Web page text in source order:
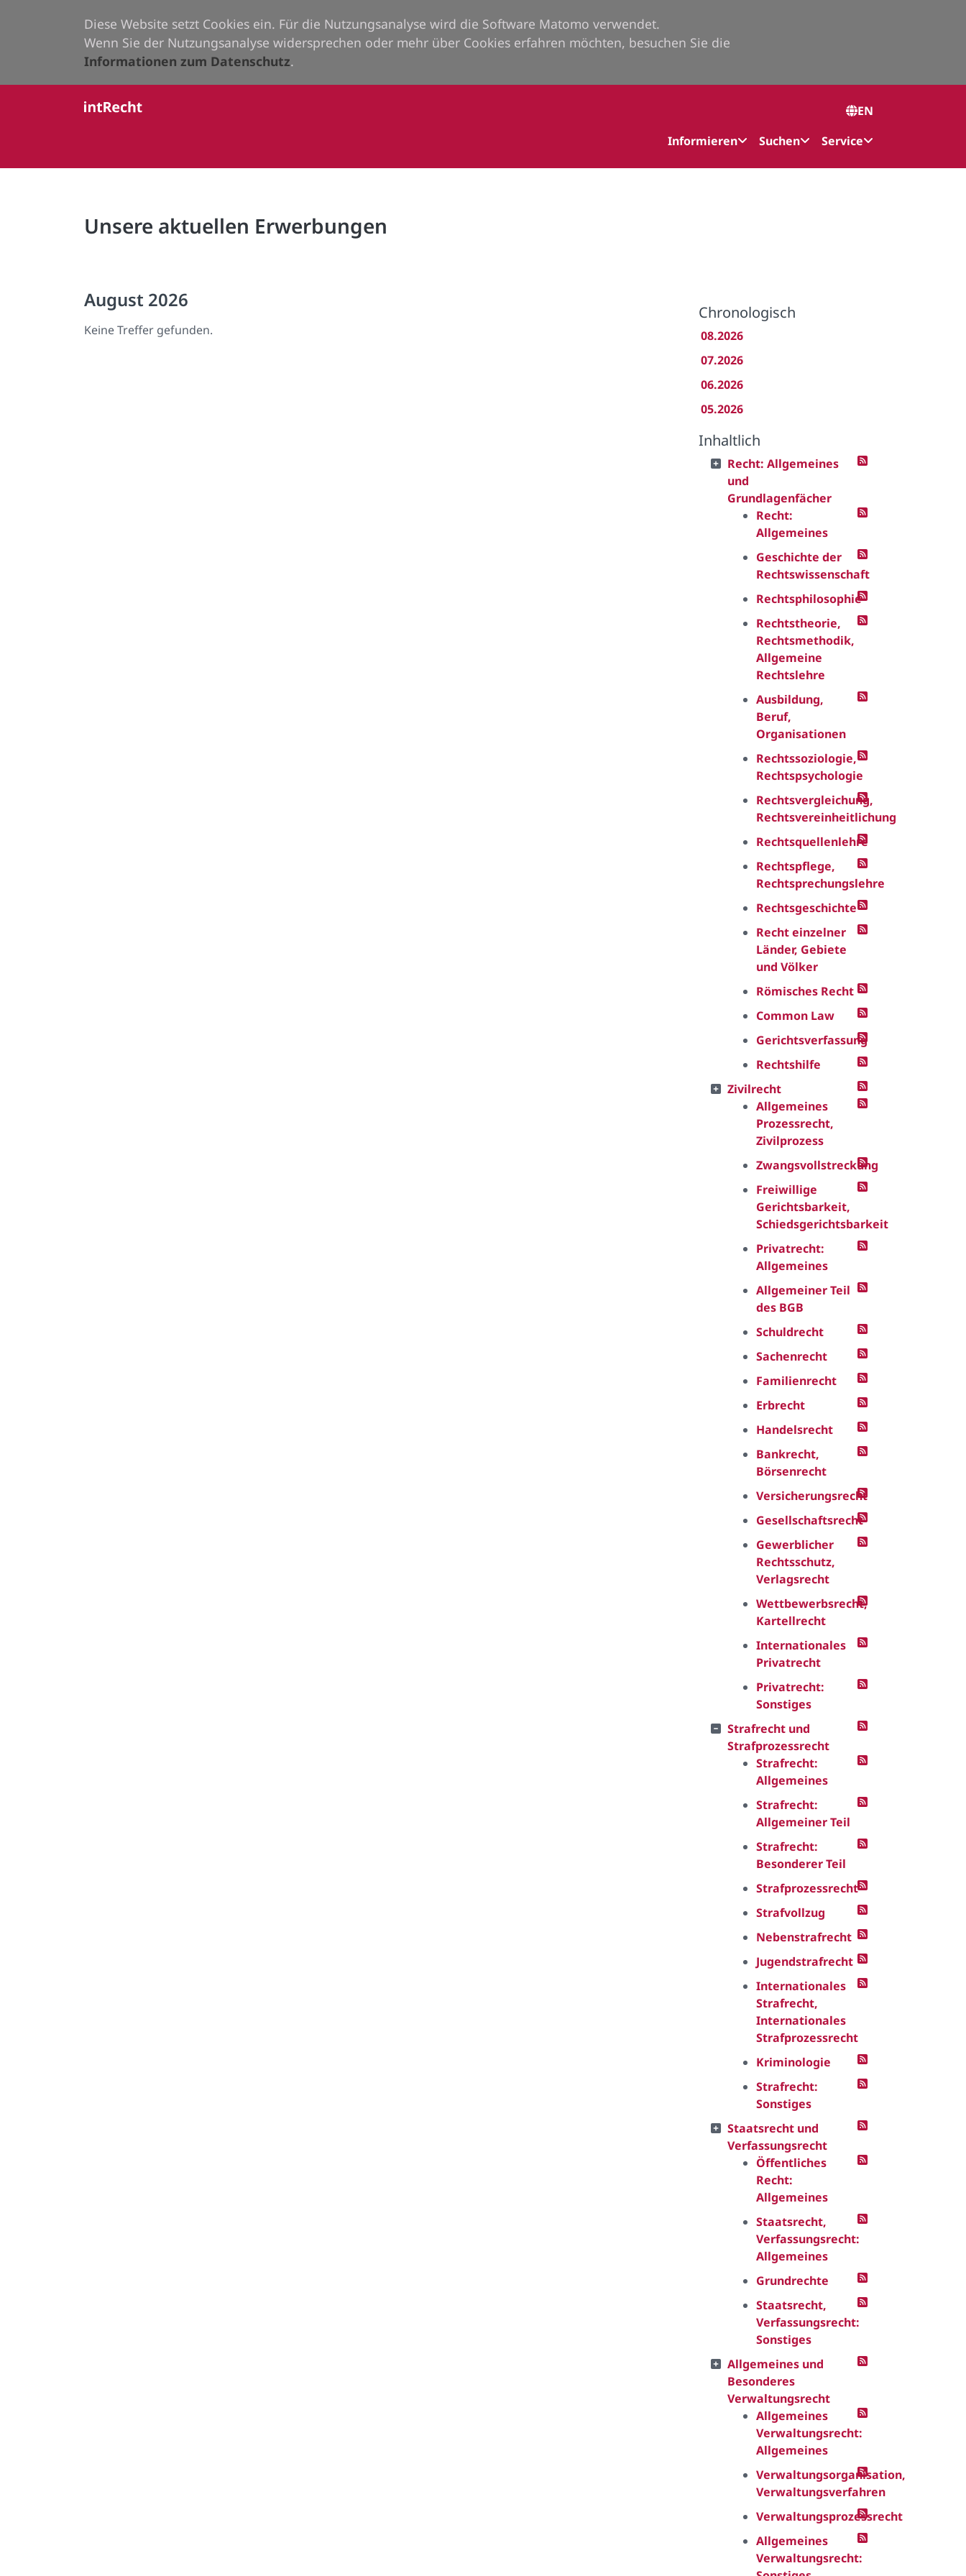
Diese Website setzt Cookies ein. Für die Nutzungsanalyse wird die Software Matomo verwendet.
Wenn Sie der Nutzungsanalyse widersprechen oder mehr über Cookies erfahren möchten, besuchen Sie die
Informationen zum Datenschutz.
EN
Informieren
Suchen Service
Unsere aktuellen Erwerbungen
August 2026
Keine Treffer gefunden.
Chronologisch
08.2026
07.2026
06.2026
05.2026
Inhaltlich
Recht: Allgemeines
und
Grundlagenfächer
Recht:
Allgemeines
Geschichte der
Rechtswissenschaft
Rechtsphilosophie
Rechtstheorie,
Rechtsmethodik,
Allgemeine
Rechtslehre
Ausbildung,
Beruf,
Organisationen
Rechtssoziologie,
Rechtspsychologie
Rechtsvergleichung,
Rechtsvereinheitlichung
Rechtsquellenlehre
Rechtspflege,
Rechtsprechungslehre
Rechtsgeschichte
Recht einzelner
Länder, Gebiete
und Völker
Römisches Recht
Common Law
Gerichtsverfassung
Rechtshilfe
Zivilrecht
Allgemeines
Prozessrecht,
Zivilprozess
Zwangsvollstreckung
Freiwillige
Gerichtsbarkeit,
Schiedsgerichtsbarkeit
Privatrecht:
Allgemeines
Allgemeiner Teil
des BGB
Schuldrecht
Sachenrecht
Familienrecht
Erbrecht
Handelsrecht
Bankrecht,
Börsenrecht
Versicherungsrecht
Gesellschaftsrecht
Gewerblicher
Rechtsschutz,
Verlagsrecht
Wettbewerbsrecht,
Kartellrecht
Internationales
Privatrecht
Privatrecht:
Sonstiges
Strafrecht und
Strafprozessrecht
Strafrecht:
Allgemeines
Strafrecht:
Allgemeiner Teil
Strafrecht:
Besonderer Teil
Strafprozessrecht
Strafvollzug
Nebenstrafrecht
Jugendstrafrecht
Internationales
Strafrecht,
Internationales
Strafprozessrecht
Kriminologie
Strafrecht:
Sonstiges
Staatsrecht und
Verfassungsrecht
Öffentliches
Recht:
Allgemeines
Staatsrecht,
Verfassungsrecht:
Allgemeines
Grundrechte
Staatsrecht,
Verfassungsrecht:
Sonstiges
Allgemeines und
Besonderes
Verwaltungsrecht
Allgemeines
Verwaltungsrecht:
Allgemeines
Verwaltungsorganisation,
Verwaltungsverfahren
Verwaltungsprozessrecht
Allgemeines
Verwaltungsrecht: